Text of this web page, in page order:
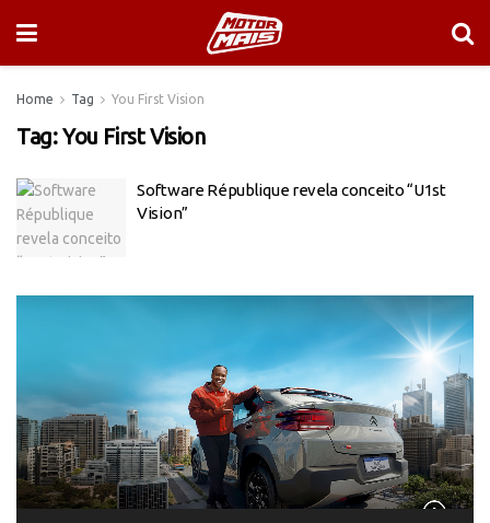
Home Tag You First Vision
Tag:You First Vision
Software République revela conceito “U1st
Vision”